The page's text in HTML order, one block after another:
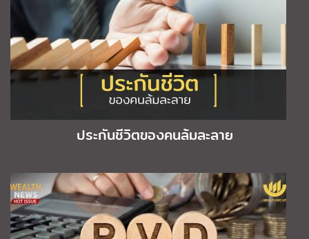
ประกันชีวิตของคนล้มละลาย